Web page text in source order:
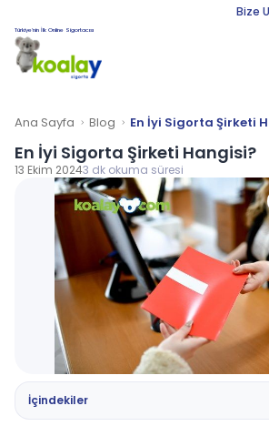
Bize
Türkiye’nin İlk Online Sigortacısı
Ana Sayfa Blog En İyi Sigorta Şirketi
En İyi Sigorta Şirketi Hangisi?
13 Ekim 20243 dk okuma süresi
İçindekiler